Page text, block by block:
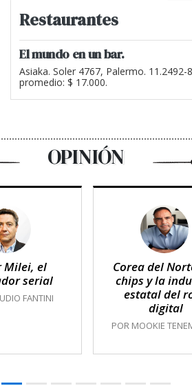
Restaurantes
El mundo en un bar.
Asiaka. Soler 4767, Palermo.
promedio: $ 17.000.
OPINIÓN
Milei, el
serial
FANTINI
Corea del
chips y la
estatal del
digital
POR MOOKIE